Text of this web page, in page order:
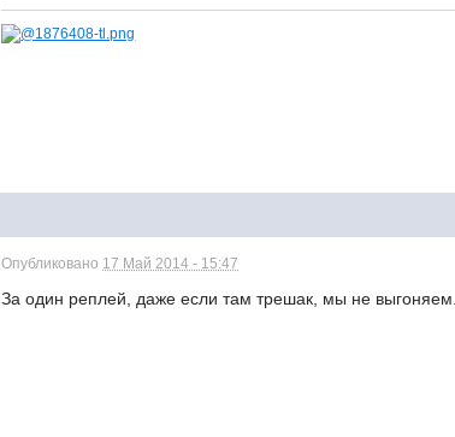
Опубликовано 17 Май 2014 - 15:47
За один реплей, даже если там трешак, мы не